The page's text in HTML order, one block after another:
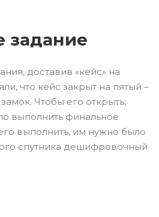
задание
доставив «кейс» на
что кейс закрыт на пятый –
Чтобы его открыть,
выполнить финальное
выполнить, им нужно было
спутника дешифровочный